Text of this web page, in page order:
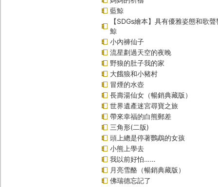
藍鯨
【SDGs繪本】具有優雅姿態和歌
鯨
小內褲仙子
流星劃過天空的夜晚
野狼的肚子我的家
大餓狼和小豬村
冒煙的水壺
長壽湯仙女（暢銷典藏版）
世界遺產迷宮尋寶之旅
帶來幸福的白熊郵差
三角形(二版)
頭上總是停著鸚鵡的女孩
小熊上學去
我以前好怕……
月亮雪酪（暢銷典藏版）
佛瑞德忘記了